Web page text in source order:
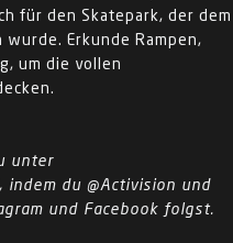
für den Skatepark, der dem
Erkunde Rampen,
um die vollen
unter
indem du @Activision und
und Facebook folgst.